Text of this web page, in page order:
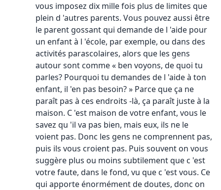
vous imposez dix mille fois plus de limites que
plein d 'autres parents. Vous pouvez aussi être
le parent gossant qui demande de l 'aide pour
un enfant à l 'école, par exemple, ou dans des
activités parascolaires, alors que les gens
autour sont comme « ben voyons, de quoi tu
parles? Pourquoi tu demandes de l 'aide à ton
enfant, il 'en pas besoin? » Parce que ça ne
paraît pas à ces endroits -là, ça paraît juste à la
maison. C 'est maison de votre enfant, vous le
savez qu 'il va pas bien, mais eux, ils ne le
voient pas. Donc les gens ne comprennent pas,
puis ils vous croient pas. Puis souvent on vous
suggère plus ou moins subtilement que c 'est
votre faute, dans le fond, vu que c 'est vous. Ce
qui apporte énormément de doutes, donc on